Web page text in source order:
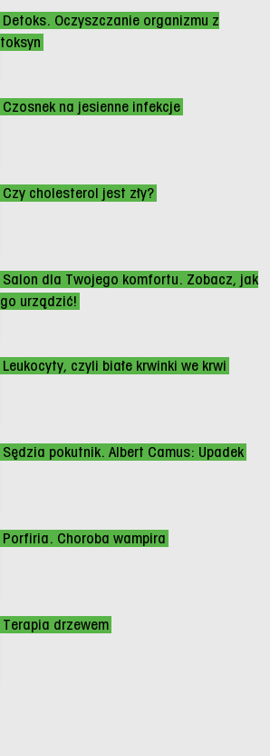
Detoks. Oczyszczanie organizmu z
toksyn
Czosnek na jesienne infekcje
Czy cholesterol jest zły?
Salon dla Twojego komfortu. Zobacz, jak
go urządzić!
Leukocyty, czyli białe krwinki we krwi
Sędzia pokutnik. Albert Camus: Upadek
Porfiria. Choroba wampira
Terapia drzewem